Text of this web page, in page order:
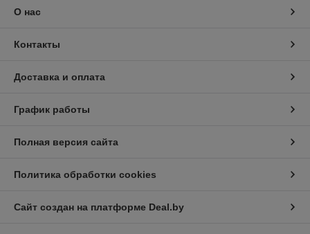
О нас
Контакты
Доставка и оплата
График работы
Полная версия сайта
Политика обработки cookies
Сайт создан на платформе Deal.by